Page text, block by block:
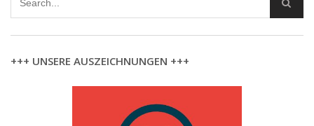
+++ UNSERE AUSZEICHNUNGEN +++